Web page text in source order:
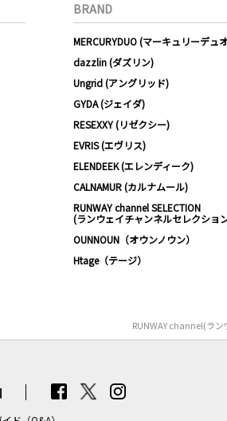
BRAND
MERCURYDUO (マーキュリーデュ
dazzlin (ダズリン)
Ungrid (アングリッド)
GYDA (ジェイダ)
RESEXXY (リゼクシー)
EVRIS (エヴリス)
ELENDEEK (エレンディーク)
CALNAMUR (カルナムール)
RUNWAY channel SELECTION
(ランウェイチャンネルセレクショ
OUNNOUN（オウンノウン）
Htage（テージ）
RUNWAY channel(ラン